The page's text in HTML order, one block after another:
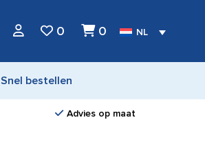
0 0 NL
Snel bestellen
Advies op maat